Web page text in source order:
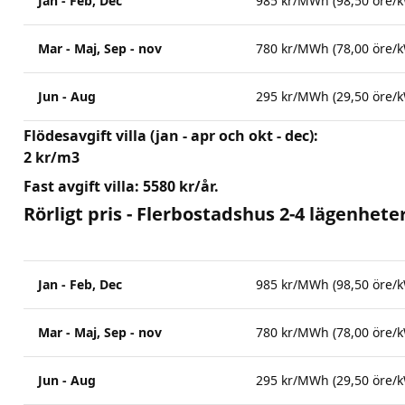
Mar - Maj, Sep - nov 780 kr/MWh (78,00 öre/
Jun - Aug 295 kr/MWh (29,50 öre/
Flödesavgift villa (jan - apr och okt - dec):
2 kr/m3
Fast avgift villa: 5580 kr/år.
Rörligt pris - Flerbostadshus 2-4
Jan - Feb, Dec 985 kr/MWh (98,50 öre/
Mar - Maj, Sep - nov 780 kr/MWh (78,00 öre/
Jun - Aug 295 kr/MWh (29,50 öre/